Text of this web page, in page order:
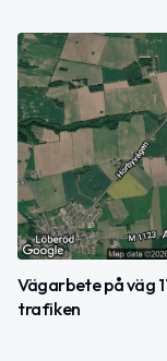
Vägarbete på väg
trafiken